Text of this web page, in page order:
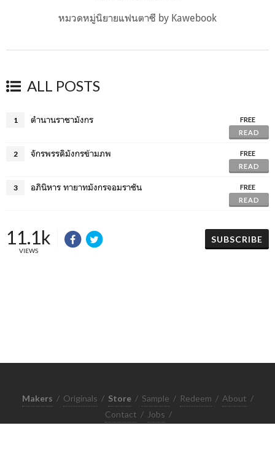
หมวดหมู่นิยายแฟนตาซี by Kawebook
ALL POSTS
1 ตำนานราชามังกร
FREE
READ
2 จักรพรรดิมังกรข้ามภพ
FREE
READ
3 อภินิหาร ทายาทมังกรจอมราชัน
FREE
READ
11.1k
VIEWS
SUBSCRIBE
Makers / Originals / Store / Sample / Redeem / About /
Contact / Jobs /